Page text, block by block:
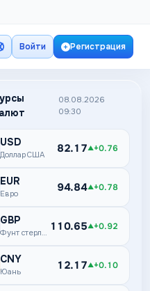
Войти Регистрация
ПРЕМИУМ
08.08.2026
09:30
USD
Доллар США 82.17▲+0.76
EUR
Евро 94.84▲+0.78
GBP
Фунт стерлингов 110.65▲+0.92
CNY
Юань 12.17▲+0.10